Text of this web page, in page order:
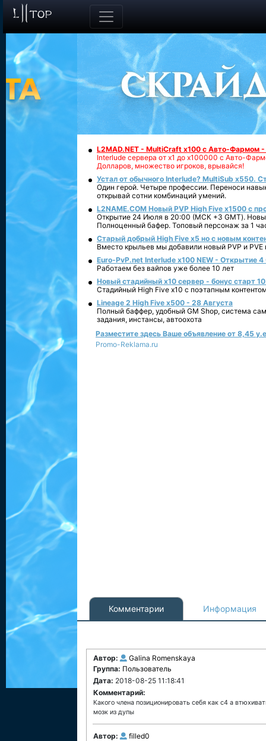
L2MAD.NET - MultiCraft x100 с Авто-Фармом
Interlude сервера от х1 до х100000 с Авто-
Долларов, множество игроков, врывайся!
Устал от обычного Interlude? MultiSub x550.
Один герой. Четыре профессии. Переноси
открывай сотни комбинаций умений.
L2NAME.COM Новый PVP High Five x1500 с
Открытие 24 Июля в 20:00 (МСК +3 GMT).
Полноценный бафер. Топовый персонаж за 1
Старый добрый High Five x5 но с новым
Вместо крыльев мы добавили новый PVP и PVE
Euro-PvP.net Interlude х100 NEW - Открытие 4
Работаем без вайпов уже более 10 лет
Новый стадийный х10 сервер - бонус старт
Стадийный High Five x10 с поэтапным
Lineage 2 High Five x500 - 28 Августа
Полный баффер, удобный GM Shop, система
задания, инстансы, автоохота
Разместите здесь Ваше объявление от 8,45
Promo-Reklama.ru
Комментарии Информация
Автор:
Galina Romenskaya
Группа: Пользователь
Дата: 2018-08-25 11:18:41
Комментарий:
Какого члена позиционировать себя как с4 а
мозк из дупы
Автор:
filled0